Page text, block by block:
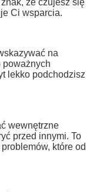
że czujesz się
Ci wsparcia.
na
poważnych
lekko podchodzisz
wewnętrzne
przed innymi. To
które od